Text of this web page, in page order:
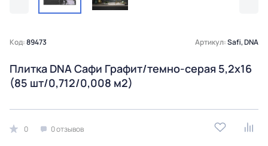
Код:89473 Артикул:Safi, DNA
Плитка DNA Сафи Графит/темно-серая 5,2х16
(85 шт/0,712/0,008 м2)
0 0 отзывов